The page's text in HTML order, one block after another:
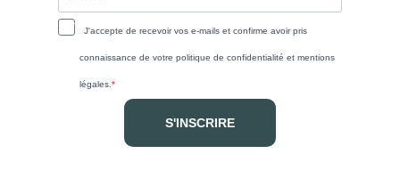
J'accepte de recevoir vos e-mails et confirme avoir pris
connaissance de votre politique de confidentialité et mentions
légales.
S'INSCRIRE